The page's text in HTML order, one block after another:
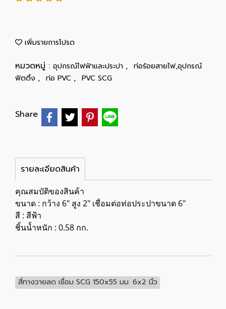
เพิ่มรายการโปรด
หมวดหมู่ : อุปกรณ์ไฟฟ้าและประปา , ท่อร้อยสายไฟ,อุปกรณ์
ฟิตติ้ง , ท่อ PVC , PVC SCG
Share
รายละเอียดสินค้า
คุณสมบัติของสินค้า
ขนาด : กว้าง 6" สูง 2" เชื่อมต่อท่อประปาขนาด 6"
สี : สีฟ้า
ชิ้นน้ำหนัก : 0.58 กก.
สี่ทางวายลด เชื่อม SCG 150x55 มม. 6x2 นิ้ว